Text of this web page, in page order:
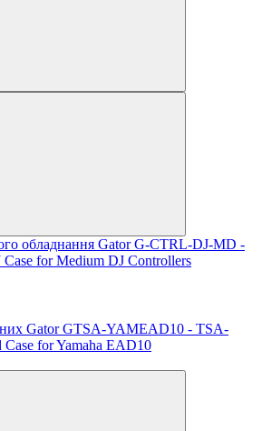
обладнання Gator G-CTRL-DJ-MD -
Case for Medium DJ Controllers